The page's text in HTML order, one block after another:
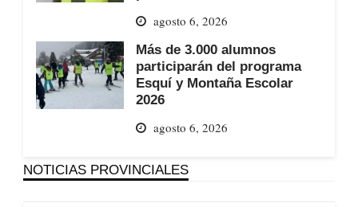
agosto 6, 2026
Más de 3.000 alumnos
participarán del programa
Esquí y Montaña Escolar
2026
agosto 6, 2026
NOTICIAS PROVINCIALES